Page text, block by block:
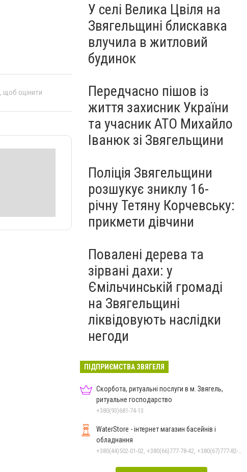
, щоб оцінити
У селі Велика Цвіля на
Звягельщині блискавка
влучила в житловий
будинок
Передчасно пішов із
життя захисник України
та учасник АТО Михайло
Іванюк зі Звягельщини
Поліція Звягельщини
розшукує зниклу 16-
річну Тетяну Корчевську:
прикмети дівчини
Повалені дерева та
зірвані дахи: у
Ємільчинській громаді
на Звягельщині
ліквідовують наслідки
негоди
ПІДПРИЄМСТВА ЗВЯГЕЛЯ
Скорбота, ритуальні послуги в м. Звягель,
ритуальне господарство
+380(93)681-74-13
WaterStore - інтернет магазин басейнів і
обладнання
+380(44)502-01-02, +380(66)777-78-42, +380(67)777-82-19, +380(67)890-80-80, +380(73)890-80-80, +380(44)502-01-03